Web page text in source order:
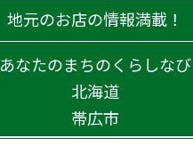
地元のお店の情報満載！
あなたのまちのくらしなび
北海道
帯広市